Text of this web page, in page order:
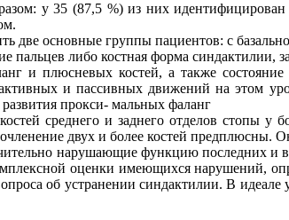
у 35 (87,5 %) из них
две основные группы пациентов: с
либо костная форма синдактилии,
и плюсневых костей, а также
и пассивных движений на этом
прокси- мальных фаланг
среднего и заднего отделов стопы у
двух и более костей
нарушающие функцию последних
оценки имеющихся нарушений,
об устранении синдактилии. В